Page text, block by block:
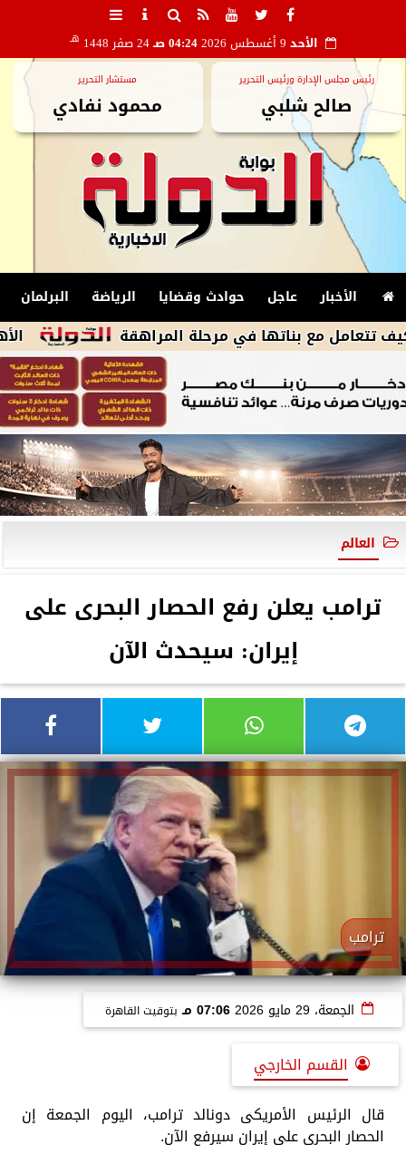
الأحد 04:24 صـ 24 صفر 1448 هـ
رئيس مجلس الإدارة ورئيس التحرير
صالح شلبي
مستشار التحرير
محمود نفادي
الأخبار عاجل حوادث وقضايا الرياضة البرلمان
الأهلى بناتها في مرحلة المراهقة
العالم
ترامب يعلن رفع الحصار البحرى على
إيران: سيحدث الآن
ترامب
الجمعة، 29 مايو 2026 07:06 مـ بتوقيت القاهرة
القسم الخارجي
قال الرئيس الأمريكى دونالد ترامب، اليوم الجمعة إن
الحصار البحرى على إيران سيرفع الآن.